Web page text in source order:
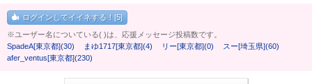
ログインしてイイネする！[5]
※ユーザー名についている( )は、応援メッセージ投稿数です。
SpadeA[東京都](30)
まゆ1717[東京都](4) リー[東京都](0)
スー[埼玉県](60)
afer_ventus[東京都](230)